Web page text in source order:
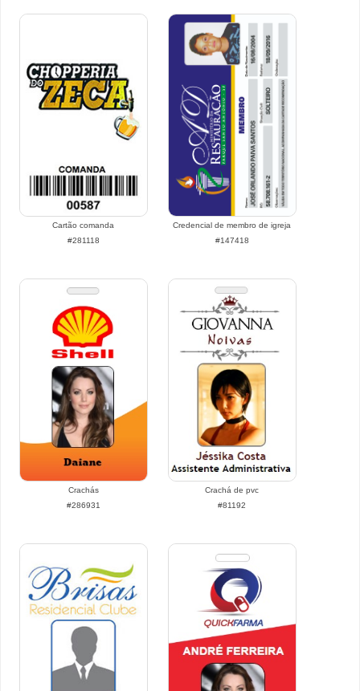
Cartão comanda
#281118
Credencial de membro de igreja
#147418
Crachás
#286931
Crachá de pvc
#81192